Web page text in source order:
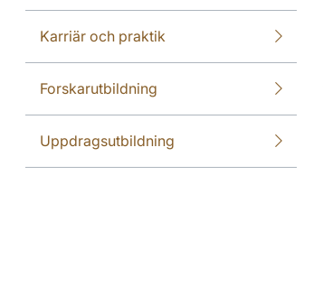
Karriär och praktik
Forskarutbildning
Uppdragsutbildning